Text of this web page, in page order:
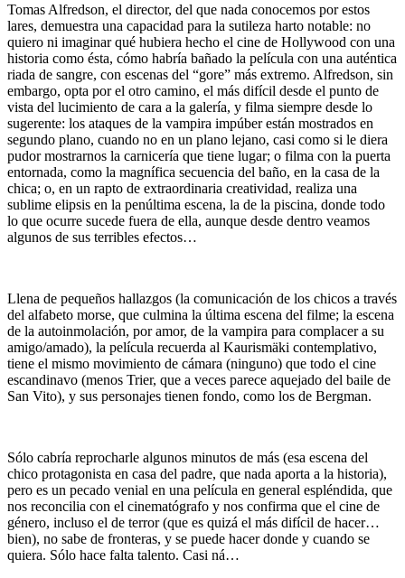
Tomas Alfredson, el director, del que nada conocemos por estos
lares, demuestra una capacidad para la sutileza harto notable: no
quiero ni imaginar qué hubiera hecho el cine de Hollywood con una
historia como ésta, cómo habría bañado la película con una auténtica
riada de sangre, con escenas del “gore” más extremo. Alfredson, sin
embargo, opta por el otro camino, el más difícil desde el punto de
vista del lucimiento de cara a la galería, y filma siempre desde lo
sugerente: los ataques de la vampira impúber están mostrados en
segundo plano, cuando no en un plano lejano, casi como si le diera
pudor mostrarnos la carnicería que tiene lugar; o filma con la puerta
entornada, como la magnífica secuencia del baño, en la casa de la
chica; o, en un rapto de extraordinaria creatividad, realiza una
sublime elipsis en la penúltima escena, la de la piscina, donde todo
lo que ocurre sucede fuera de ella, aunque desde dentro veamos
algunos de sus terribles efectos…
Llena de pequeños hallazgos (la comunicación de los chicos a través
del alfabeto morse, que culmina la última escena del filme; la escena
de la autoinmolación, por amor, de la vampira para complacer a su
amigo/amado), la película recuerda al Kaurismäki contemplativo,
tiene el mismo movimiento de cámara (ninguno) que todo el cine
escandinavo (menos Trier, que a veces parece aquejado del baile de
San Vito), y sus personajes tienen fondo, como los de Bergman.
Sólo cabría reprocharle algunos minutos de más (esa escena del
chico protagonista en casa del padre, que nada aporta a la historia),
pero es un pecado venial en una película en general espléndida, que
nos reconcilia con el cinematógrafo y nos confirma que el cine de
género, incluso el de terror (que es quizá el más difícil de hacer…
bien), no sabe de fronteras, y se puede hacer donde y cuando se
quiera. Sólo hace falta talento. Casi ná…